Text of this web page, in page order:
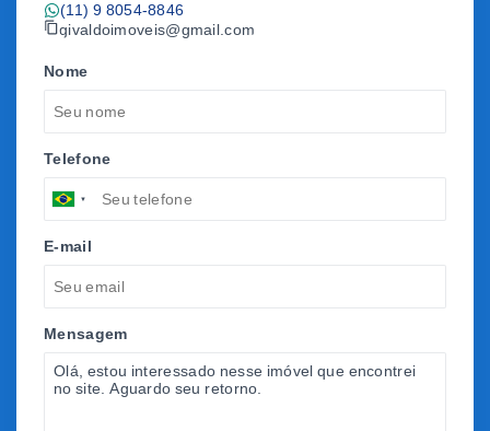
(11) 9 8054-8846
givaldoimoveis@gmail.com
Nome
Telefone
E-mail
Mensagem